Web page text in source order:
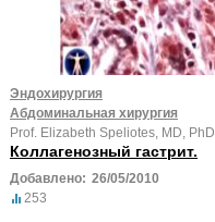
Эндохирургия
Абдоминальная хирургия
Prof. Elizabeth Speliotes, MD, PhD
Коллагенозный гастрит.
Добавлено: 26/05/2010
253